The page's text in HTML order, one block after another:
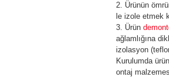
Ürünün
le izole etmek
Ürün
ağlamlığına
izolasyon
Kurulumda
ontaj